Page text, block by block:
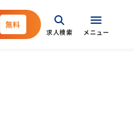
無料
求人検索 メニュー